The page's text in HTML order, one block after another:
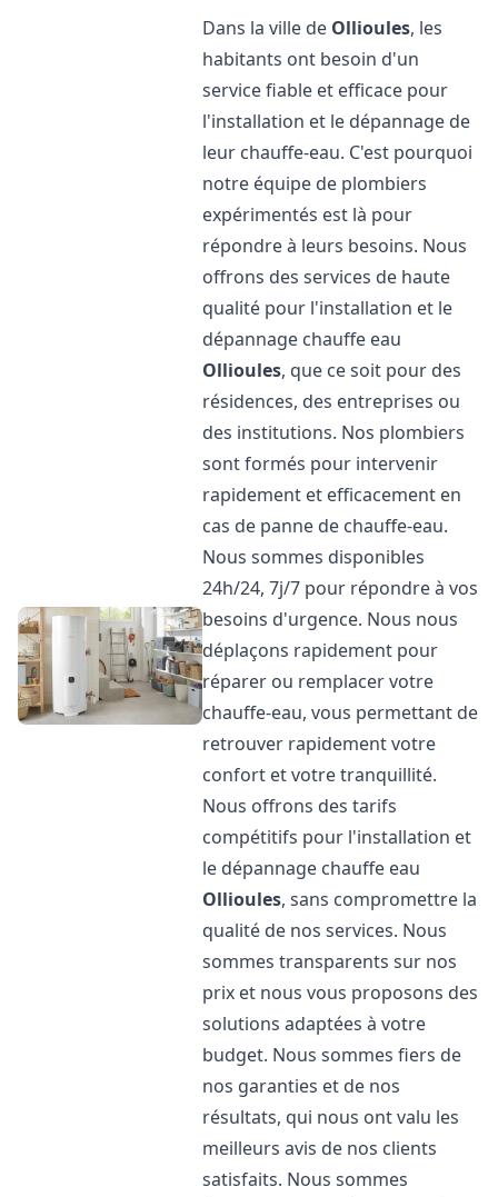
Dans la ville de Ollioules, les
habitants ont besoin d'un
service fiable et efficace pour
l'installation et le dépannage de
leur chauffe-eau. C'est pourquoi
notre équipe de plombiers
expérimentés est là pour
répondre à leurs besoins. Nous
offrons des services de haute
qualité pour l'installation et le
dépannage chauffe eau
Ollioules, que ce soit pour des
résidences, des entreprises ou
des institutions. Nos plombiers
sont formés pour intervenir
rapidement et efficacement en
cas de panne de chauffe-eau.
Nous sommes disponibles
24h/24, 7j/7 pour répondre à vos
besoins d'urgence. Nous nous
déplaçons rapidement pour
réparer ou remplacer votre
chauffe-eau, vous permettant de
retrouver rapidement votre
confort et votre tranquillité.
Nous offrons des tarifs
compétitifs pour l'installation et
le dépannage chauffe eau
Ollioules, sans compromettre la
qualité de nos services. Nous
sommes transparents sur nos
prix et nous vous proposons des
solutions adaptées à votre
budget. Nous sommes fiers de
nos garanties et de nos
résultats, qui nous ont valu les
meilleurs avis de nos clients
satisfaits. Nous sommes